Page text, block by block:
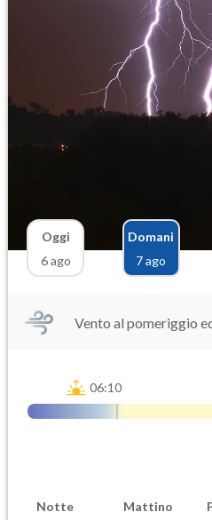
Oggi
6 ago
Domani
7 ago
Vento al pomeriggio
06:10
Notte Mattino